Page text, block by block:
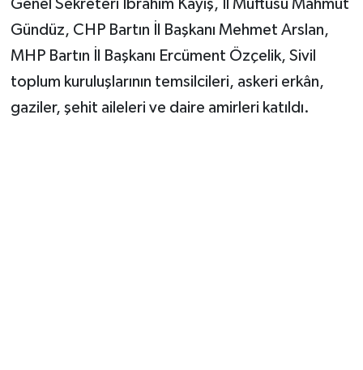
Genel Sekreteri İbrahim Kayış, İl Müftüsü Mahmut
Gündüz, CHP Bartın İl Başkanı Mehmet Arslan,
MHP Bartın İl Başkanı Ercüment Özçelik, Sivil
toplum kuruluşlarının temsilcileri, askeri erkân,
gaziler, şehit aileleri ve daire amirleri katıldı.